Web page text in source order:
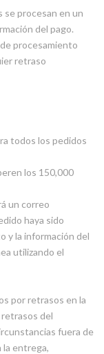
se procesan en un
del pago.
procesamiento
retraso
todos los pedidos
los 150,000
un correo
haya sido
y la información del
utilizando el
por retrasos en la
del
fuera de
entrega,